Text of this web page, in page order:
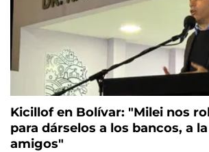
Kicillof en Bolívar: "Milei nos
para dárselos a los bancos, a
amigos"